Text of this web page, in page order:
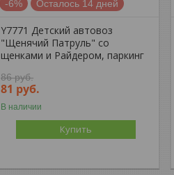
-6% Осталось 14 дней
Y7771 Детский автовоз
"Щенячий Патруль" со
щенками и Райдером, паркинг
86руб.
81 руб.
В наличии
Купить